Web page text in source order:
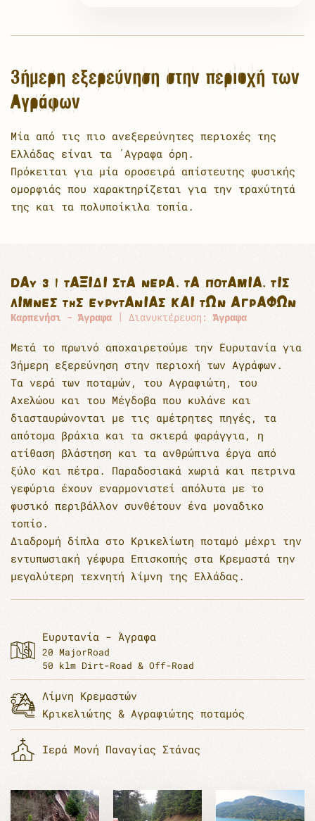
3ήμερη εξερεύνηση στην περιοχή των
Αγράφων
Μία από τις πιο ανεξερεύνητες περιοχές της
Ελλάδας είναι τα ΄Αγραφα όρη.
Πρόκειται για μία οροσειρά απίστευτης φυσικής
ομορφιάς που χαρακτηρίζεται για την τραχύτητά
της και τα πολυποίκιλα τοπία.
DAY 3 | ΤΑΞΊΔΙ ΣΤΑ ΝΕΡΆ, ΤΑ ΠΟΤΆΜΙΑ, ΤΙΣ
ΛΊΜΝΕΣ ΤΗΣ ΕΥΡΥΤΑΝΊΑΣ ΚΑΙ ΤΩΝ ΑΓΡΆΦΩΝ
Καρπενήσι - Άγραφα | Διανυκτέρευση:Άγραφα
Μετά το πρωινό αποχαιρετούμε την Ευρυτανία για
3ήμερη εξερεύνηση στην περιοχή των Αγράφων.
Τα νερά των ποταμών, του Αγραφιώτη, του
Αχελώου και του Μέγδοβα που κυλάνε και
διασταυρώνονται με τις αμέτρητες πηγές, τα
απότομα βράχια και τα σκιερά φαράγγια, η
ατίθαση βλάστηση και τα ανθρώπινα έργα από
ξύλο και πέτρα. Παραδοσιακά χωριά και πετρινα
γεφύρια έχουν εναρμονιστεί απόλυτα με το
φυσικό περιβάλλον συνθέτουν ένα μοναδικο
τοπίο.
Διαδρομή δίπλα στο Κρικελίωτη ποταμό μέχρι την
εντυπωσιακή γέφυρα Επισκοπής στα Κρεμαστά την
μεγαλύτερη τεχνητή λίμνη της Ελλάδας.
Ευρυτανία - Άγραφα
20 MajorRoad
50 klm Dirt-Road & Off-Road
Λίμνη Κρεμαστών
Κρικελιώτης & Αγραφιώτης ποταμός
Ιερά Μονή Παναγίας Στάνας